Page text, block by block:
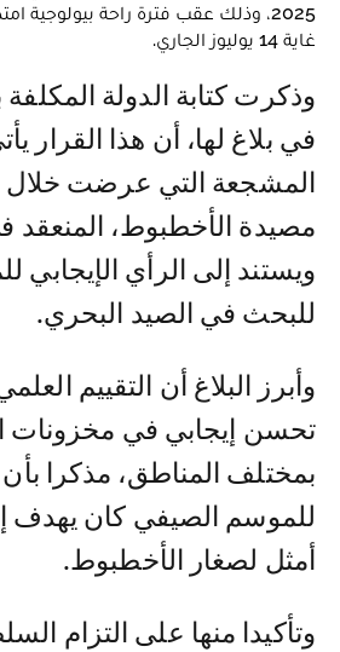
2025، وذلك عقب فترة راحة بيولوجية
غاية 14 يوليوز الجاري.
وذكرت كتابة الدولة المكلفة بالصيد البحري،
في بلاغ لها، أن هذا القرار
المشجعة التي عرضت خلال
ويستند إلى الرأي الإيجابي
للبحث في الصيد البحري.
وأبرز البلاغ أن التقييم
تحسن إيجابي في مخزونات
بمختلف المناطق، مذكرا بأن
للموسم الصيفي كان يهدف
أمثل لصغار الأخطبوط.
وتأكيدا منها على التزام